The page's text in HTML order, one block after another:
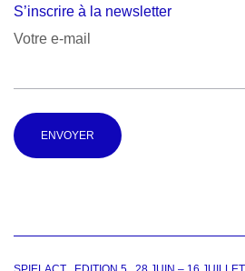
S’inscrire à la newsletter
Votre e-mail